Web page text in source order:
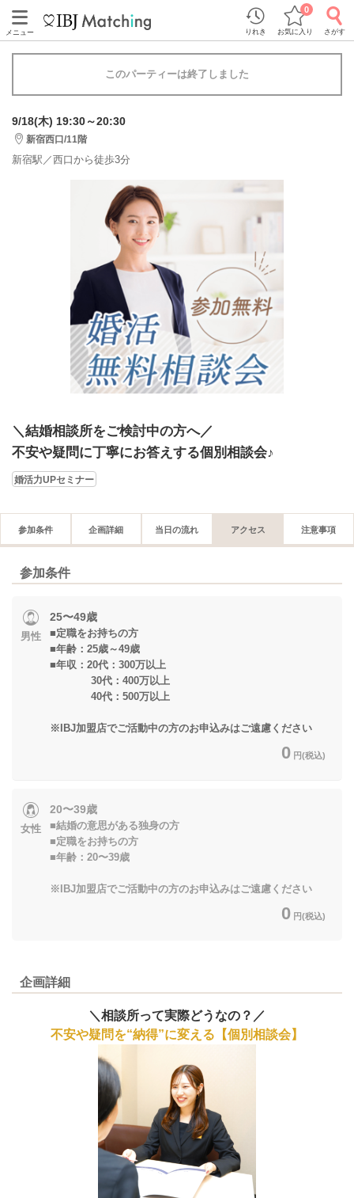
メニュー りれき お気に入り
0
さがす
このパーティーは終了しました
9/18(木) 19:30～20:30
新宿西口/11階
新宿駅／西口から徒歩3分
＼結婚相談所をご検討中の方へ／
不安や疑問に丁寧にお答えする個別相談会♪
婚活力UPセミナー
参加条件 企画詳細 当日の流れ アクセス 注意事項
参加条件
男性
25〜49歳
■定職をお持ちの方
■年齢：25歳～49歳
■年収：20代：300万以上
30代：400万以上
40代：500万以上
※IBJ加盟店でご活動中の方のお申込みはご遠慮ください
0 円(税込)
女性
20〜39歳
■結婚の意思がある独身の方
■定職をお持ちの方
■年齢：20〜39歳
※IBJ加盟店でご活動中の方のお申込みはご遠慮ください
0 円(税込)
企画詳細
＼相談所って実際どうなの？／
不安や疑問を“納得”に変える【個別相談会】